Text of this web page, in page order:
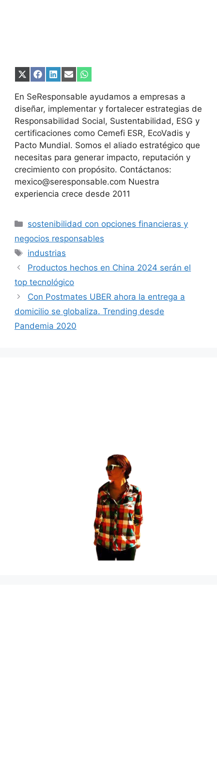
Compartir
X
(Twitter)
Compartir
Facebook
Compartir
LinkedIn
Compartir
Email
Compartir
WhatsApp
En SeResponsable ayudamos a empresas a
diseñar, implementar y fortalecer estrategias de
Responsabilidad Social, Sustentabilidad, ESG y
certificaciones como Cemefi ESR, EcoVadis y
Pacto Mundial. Somos el aliado estratégico que
necesitas para generar impacto, reputación y
crecimiento con propósito. Contáctanos:
mexico@seresponsable.com Nuestra
experiencia crece desde 2011
Categorías
sostenibilidad con opciones financieras y
negocios responsables
Etiquetas
industrias
Productos hechos en China 2024 serán el
top tecnológico
Con Postmates UBER ahora la entrega a
domicilio se globaliza. Trending desde
Pandemia 2020